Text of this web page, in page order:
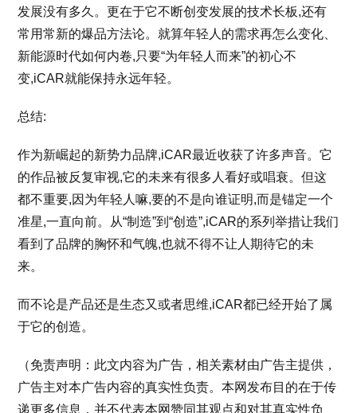
发展没有多久。更在于它不断创变发展的技术长板,还有
常用常新的爆品方法论。就算年轻人的需求再怎么变化、
新能源时代如何内卷,只要“为年轻人而来”的初心不
变,iCAR就能保持永远年轻。
总结:
作为新崛起的新势力品牌,iCAR最近收获了许多声音。它
的作品被反复审视,它的未来有很多人看好或唱衰。但这
都不重要,因为年轻人嘛,要的不是向谁证明,而是锚定一个
准星,一直向前。从“制造”到“创造”,iCAR的系列举措让我们
看到了品牌的胸怀和气魄,也就不得不让人期待它的未
来。
而不论是产品还是生态又或者思维,iCAR都已经开始了属
于它的创造。
（免责声明：此文内容为广告，相关素材由广告主提供，
广告主对本广告内容的真实性负责。本网发布目的在于传
递更多信息，并不代表本网赞同其观点和对其真实性负